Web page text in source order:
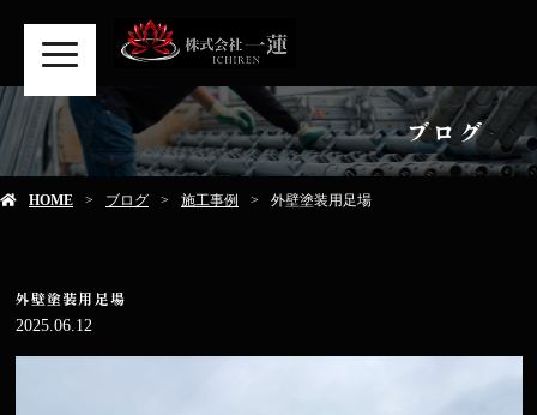
ブログ
HOME ブログ 施工事例 外壁塗装用足場
外壁塗装用足場
2025.06.12